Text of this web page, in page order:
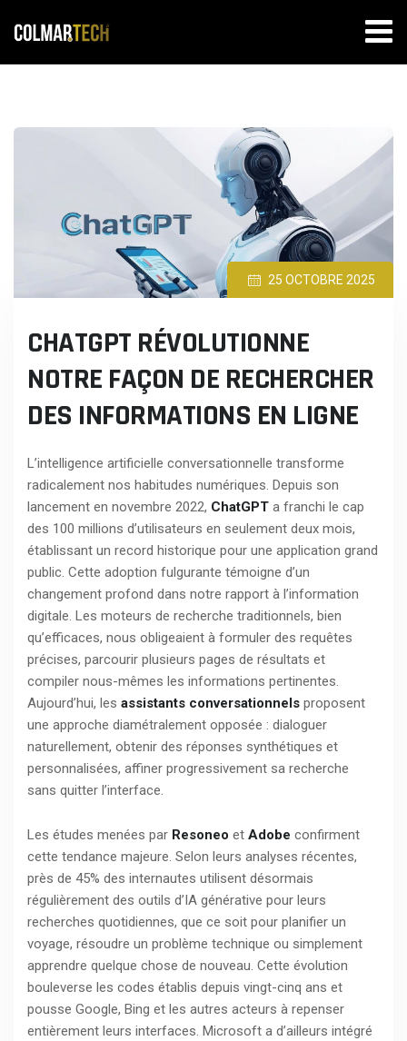
25 OCTOBRE 2025
CHATGPT RÉVOLUTIONNE
NOTRE FAÇON DE RECHERCHER
DES INFORMATIONS EN LIGNE
L’intelligence artificielle conversationnelle transforme
radicalement nos habitudes numériques. Depuis son
lancement en novembre 2022, ChatGPT a franchi le cap
des 100 millions d’utilisateurs en seulement deux mois,
établissant un record historique pour une application grand
public. Cette adoption fulgurante témoigne d’un
changement profond dans notre rapport à l’information
digitale. Les moteurs de recherche traditionnels, bien
qu’efficaces, nous obligeaient à formuler des requêtes
précises, parcourir plusieurs pages de résultats et
compiler nous-mêmes les informations pertinentes.
Aujourd’hui, les assistants conversationnels proposent
une approche diamétralement opposée : dialoguer
naturellement, obtenir des réponses synthétiques et
personnalisées, affiner progressivement sa recherche
sans quitter l’interface.
Les études menées par Resoneo et Adobe confirment
cette tendance majeure. Selon leurs analyses récentes,
près de 45% des internautes utilisent désormais
régulièrement des outils d’IA générative pour leurs
recherches quotidiennes, que ce soit pour planifier un
voyage, résoudre un problème technique ou simplement
apprendre quelque chose de nouveau. Cette évolution
bouleverse les codes établis depuis vingt-cinq ans et
pousse Google, Bing et les autres acteurs à repenser
entièrement leurs interfaces. Microsoft a d’ailleurs intégré